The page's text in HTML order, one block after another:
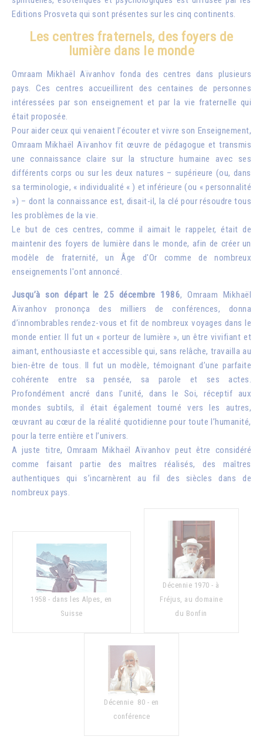
Editions Prosveta qui sont présentes sur les cinq continents.
Les centres fraternels, des foyers de
lumière dans le monde
Omraam Mikhaël Aïvanhov fonda des centres dans plusieurs
pays. Ces centres accueillirent des centaines de personnes
intéressées par son enseignement et par la vie fraternelle qui
était proposée.
Pour aider ceux qui venaient l’écouter et vivre son Enseignement,
Omraam Mikhaël Aïvanhov fit œuvre de pédagogue et transmis
une connaissance claire sur la structure humaine avec ses
différents corps ou sur les deux natures – supérieure (ou, dans
sa terminologie, « individualité « ) et inférieure (ou « personnalité
») – dont la connaissance est, disait-il, la clé pour résoudre tous
les problèmes de la vie.
Le but de ces centres, comme il aimait le rappeler, était de
maintenir des foyers de lumière dans le monde, afin de créer un
modèle de fraternité, un Âge d'Or comme de nombreux
enseignements l'ont annoncé.
Jusqu’à son départ le 25 décembre 1986, Omraam Mikhaël
Aïvanhov prononça des milliers de conférences, donna
d’innombrables rendez-vous et fit de nombreux voyages dans le
monde entier. Il fut un « porteur de lumière », un être vivifiant et
aimant, enthousiaste et accessible qui, sans relâche, travailla au
bien-être de tous. Il fut un modèle, témoignant d’une parfaite
cohérente entre sa pensée, sa parole et ses actes.
Profondément ancré dans l’unité, dans le Soi, réceptif aux
mondes subtils, il était également tourné vers les autres,
œuvrant au cœur de la réalité quotidienne pour toute l’humanité,
pour la terre entière et l’univers.
A juste titre, Omraam Mikhaël Aïvanhov peut être considéré
comme faisant partie des maîtres réalisés, des maîtres
authentiques qui s’incarnèrent au fil des siècles dans de
nombreux pays.
1958 - dans les Alpes, en
Suisse
Décennie 1970 - à
Fréjus, au domaine
du Bonfin
Décennie 80 - en
conférence